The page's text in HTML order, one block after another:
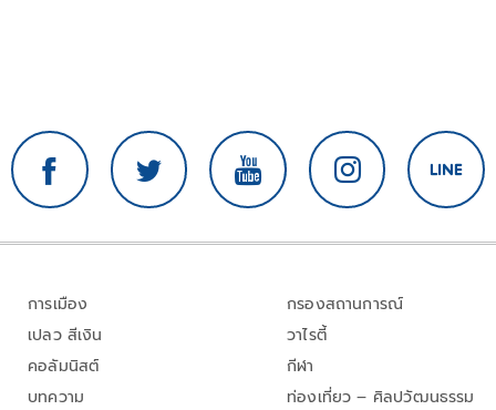
การเมือง
เปลว สีเงิน
คอลัมนิสต์
บทความ
กรองสถานการณ์
วาไรตี้
กีฬา
ท่องเที่ยว – ศิลปวัฒนธรรม